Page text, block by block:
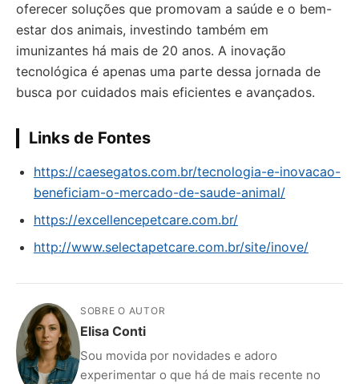
oferecer soluções que promovam a saúde e o bem-
estar dos animais, investindo também em
imunizantes há mais de 20 anos. A inovação
tecnológica é apenas uma parte dessa jornada de
busca por cuidados mais eficientes e avançados.
Links de Fontes
https://caesegatos.com.br/tecnologia-e-inovacao-
beneficiam-o-mercado-de-saude-animal/
https://excellencepetcare.com.br/
http://www.selectapetcare.com.br/site/inove/
SOBRE O AUTOR
Elisa Conti
Sou movida por novidades e adoro
experimentar o que há de mais recente no